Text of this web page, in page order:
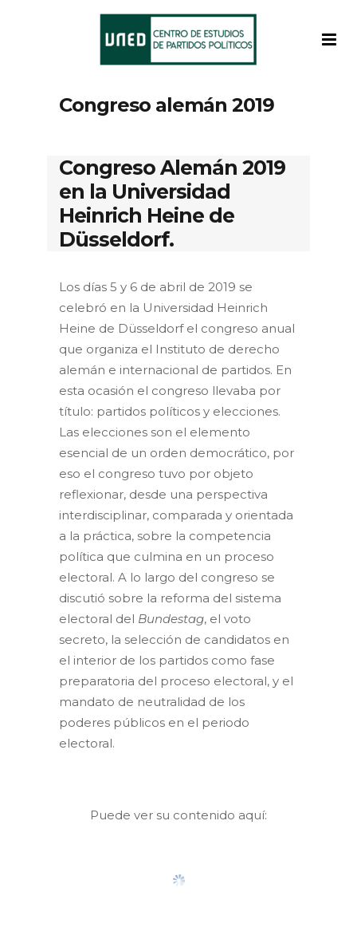
Congreso alemán 2019
Congreso Alemán 2019
en la Universidad
Heinrich Heine de
Düsseldorf.
Los días 5 y 6 de abril de 2019 se
celebró en la Universidad Heinrich
Heine de Düsseldorf el congreso anual
que organiza el Instituto de derecho
alemán e internacional de partidos. En
esta ocasión el congreso llevaba por
título: partidos políticos y elecciones.
Las elecciones son el elemento
esencial de un orden democrático, por
eso el congreso tuvo por objeto
reflexionar, desde una perspectiva
interdisciplinar, comparada y orientada
a la práctica, sobre la competencia
política que culmina en un proceso
electoral. A lo largo del congreso se
discutió sobre la reforma del sistema
electoral del Bundestag, el voto
secreto, la selección de candidatos en
el interior de los partidos como fase
preparatoria del proceso electoral, y el
mandato de neutralidad de los
poderes públicos en el periodo
electoral.
Puede ver su contenido aquí: